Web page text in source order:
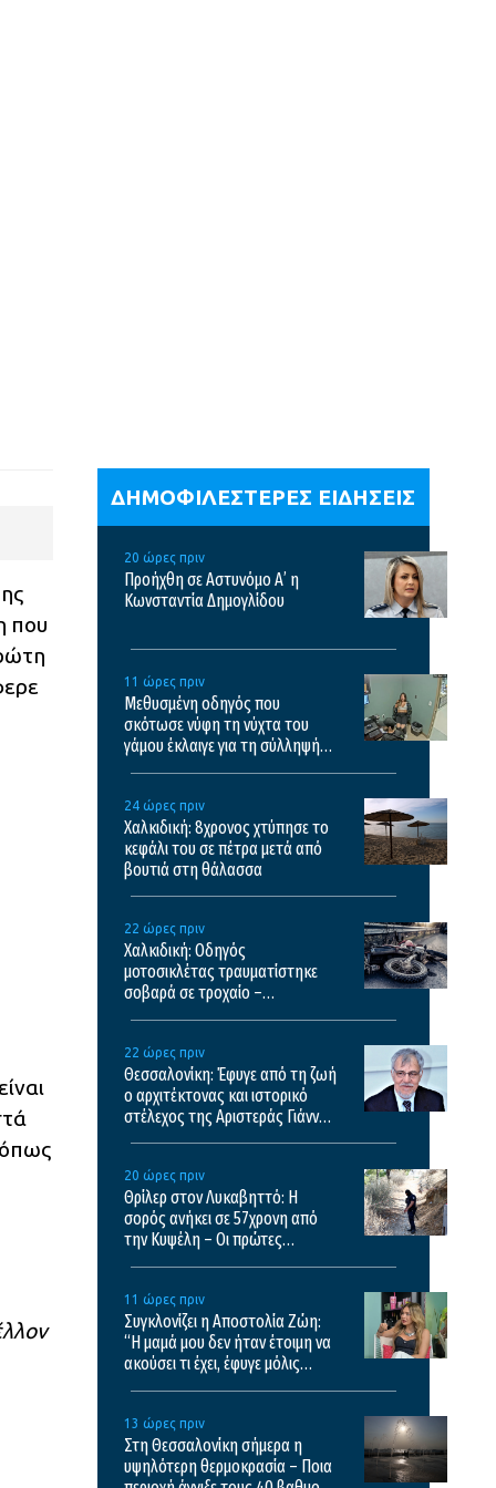
που
ΔΗΜΟΦΙΛΕΣΤΕΡΕΣ ΕΙΔΗΣΕΙΣ
20 ώρες πριν
Προήχθη σε Αστυνόμο Α’ η
Κωνσταντία Δημογλίδου
11 ώρες πριν
Μεθυσμένη οδηγός που
σκότωσε νύφη τη νύχτα του
γάμου έκλαιγε για τη σύλληψή
24 ώρες πριν
Χαλκιδική: 8χρονος χτύπησε το
κεφάλι του σε πέτρα μετά από
βουτιά στη θάλασσα
22 ώρες πριν
Χαλκιδική: Οδηγός
μοτοσικλέτας τραυματίστηκε
σοβαρά σε τροχαίο –
22 ώρες πριν
Θεσσαλονίκη: Έφυγε από τη ζωή
ο αρχιτέκτονας και ιστορικό
στέλεχος της Αριστεράς Γιάννης
20 ώρες πριν
Θρίλερ στον Λυκαβηττό: Η
σορός ανήκει σε 57χρονη από
την Κυψέλη – Οι πρώτες
11 ώρες πριν
Συγκλονίζει η Αποστολία Ζώη:
“Η μαμά μου δεν ήταν έτοιμη να
ακούσει τι έχει, έφυγε μόλις
13 ώρες πριν
Στη Θεσσαλονίκη σήμερα η
υψηλότερη θερμοκρασία – Ποια